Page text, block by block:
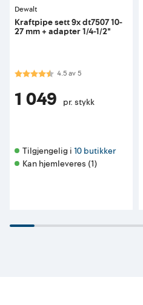
Dewalt
Kraftpipe sett 9x dt7507 10-
27 mm + adapter 1/4-1/2"
Karakter:4.5 av 5 mulige
4.5av5
1 049 pr. stykk
Tilgjengelig i 10 butikker
Kan hjemleveres (1)